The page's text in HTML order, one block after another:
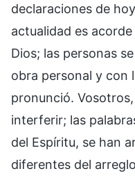
declaraciones de
actualidad es
Dios; las personas
obra personal y con
pronunció.
interferir; las
del Espíritu, se han
diferentes del